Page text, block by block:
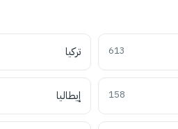
613 تركيا
158 إيطاليا